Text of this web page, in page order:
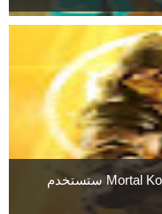
نسخة الحاسب الشخصي من Mortal Kombat 11 ستستخدم